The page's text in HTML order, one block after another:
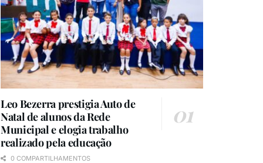
Leo Bezerra prestigia Auto de
Natal de alunos da Rede
Municipal e elogia trabalho
realizado pela educação
0 COMPARTILHAMENTOS